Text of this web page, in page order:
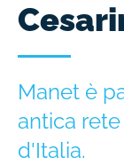
Manet è
antica
d'Italia.